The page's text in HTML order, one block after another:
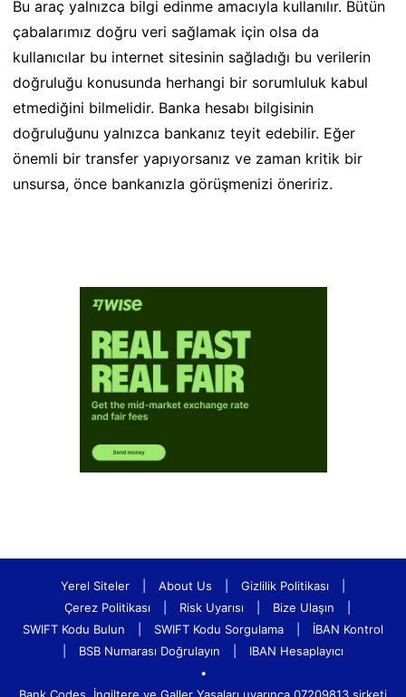
Bu araç yalnızca bilgi edinme amacıyla kullanılır. Bütün
çabalarımız doğru veri sağlamak için olsa da
kullanıcılar bu internet sitesinin sağladığı bu verilerin
doğruluğu konusunda herhangi bir sorumluluk kabul
etmediğini bilmelidir. Banka hesabı bilgisinin
doğruluğunu yalnızca bankanız teyit edebilir. Eğer
önemli bir transfer yapıyorsanız ve zaman kritik bir
unsursa, önce bankanızla görüşmenizi öneririz.
Yerel Siteler About Us Gizlilik Politikası
Çerez Politikası
Risk Uyarısı Bize Ulaşın
SWIFT Kodu Bulun
SWIFT Kodu Sorgulama
İBAN Kontrol
BSB Numarası Doğrulayın
IBAN Hesaplayıcı
•
Bank.Codes, İngiltere ve Galler Yasaları uyarınca 07209813 şirketi